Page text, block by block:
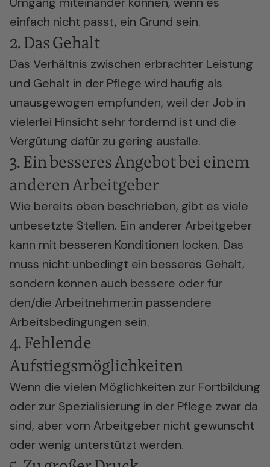
einfach nicht passt, ein Grund sein.
2. Das Gehalt
Das Verhältnis zwischen erbrachter Leistung
und Gehalt in der Pflege wird häufig als
unausgewogen empfunden, weil der Job in
vielerlei Hinsicht sehr fordernd ist und die
Vergütung dafür zu gering ausfalle.
3. Ein besseres Angebot bei einem
anderen Arbeitgeber
Wie bereits oben beschrieben, gibt es viele
unbesetzte Stellen. Ein anderer Arbeitgeber
kann mit besseren Konditionen locken. Das
muss nicht unbedingt ein besseres Gehalt,
sondern können auch bessere oder für
den/die Arbeitnehmer:in passendere
Arbeitsbedingungen sein.
4. Fehlende
Aufstiegsmöglichkeiten
Wenn die vielen Möglichkeiten zur Fortbildung
oder zur Spezialisierung in der Pflege zwar da
sind, aber vom Arbeitgeber nicht gewünscht
oder wenig unterstützt werden.